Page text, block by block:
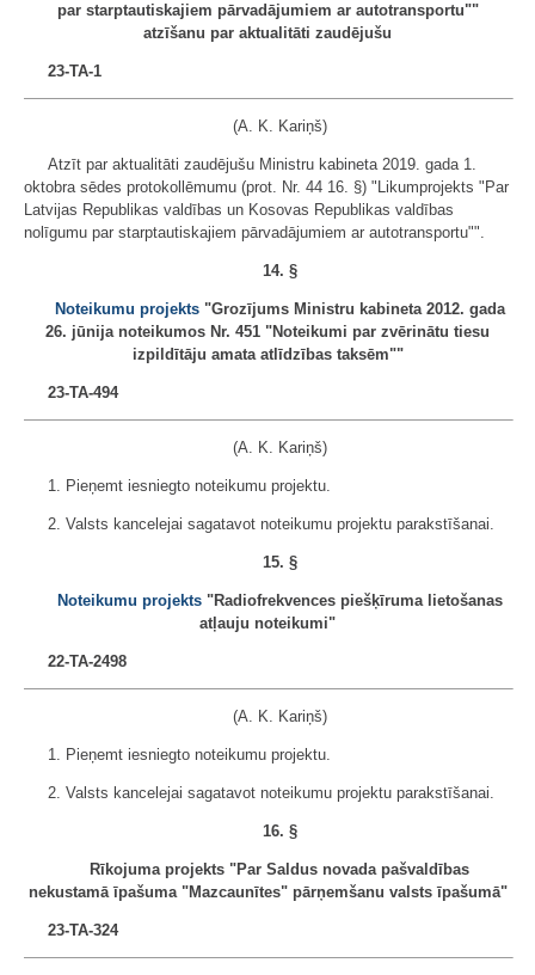
par starptautiskajiem pārvadājumiem ar autotransportu""
atzīšanu par aktualitāti zaudējušu
23-TA-1
(A. K. Kariņš)
Atzīt par aktualitāti zaudējušu Ministru kabineta 2019. gada 1.
oktobra sēdes protokollēmumu (prot. Nr. 44 16. §) "Likumprojekts "Par
Latvijas Republikas valdības un Kosovas Republikas valdības
nolīgumu par starptautiskajiem pārvadājumiem ar autotransportu"".
14. §
Noteikumu projekts"Grozījums Ministru kabineta 2012. gada
26. jūnija noteikumos Nr. 451 "Noteikumi par zvērinātu tiesu
izpildītāju amata atlīdzības taksēm""
23-TA-494
(A. K. Kariņš)
1. Pieņemt iesniegto noteikumu projektu.
2. Valsts kancelejai sagatavot noteikumu projektu parakstīšanai.
15. §
Noteikumu projekts"Radiofrekvences piešķīruma lietošanas
atļauju noteikumi"
22-TA-2498
(A. K. Kariņš)
1. Pieņemt iesniegto noteikumu projektu.
2. Valsts kancelejai sagatavot noteikumu projektu parakstīšanai.
16. §
Rīkojuma projekts "Par Saldus novada pašvaldības
nekustamā īpašuma "Mazcaunītes" pārņemšanu valsts īpašumā"
23-TA-324